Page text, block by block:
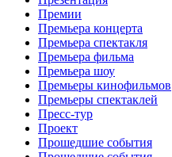
Премии
Премьера концерта
Премьера спектакля
Премьера фильма
Премьера шоу
Премьеры кинофильмов
Премьеры спектаклей
Пресс-тур
Проект
Прошедшие события